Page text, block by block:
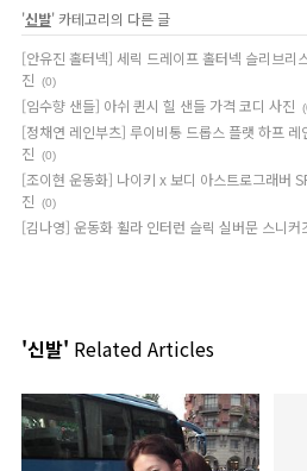
'신발' 카테고리의 다른 글
[안유진 홀터넥] 세릭 드레이프 홀터넥 슬리브리
진
(0)
[임수향 샌들] 아쉬 퀸시 힐 샌들 가격 코디 사진
[정채연 레인부츠] 루이비통 드롭스 플랫 하프 레
진
(0)
[조이현 운동화] 나이키 x 보디 아스트로그래버
진
(0)
[김나영] 운동화 휠라 인터런 슬릭 실버문 스니커
'신발' Related Articles